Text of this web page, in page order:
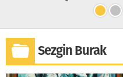
Sezgin Burak